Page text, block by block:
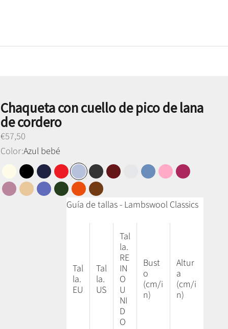
Chaqueta con cuello de pico de lana
de cordero
Preço promocional
€57,50
Color:Azul bebé
Blanco perla
NegroAzul marino
RojoAzul bebéGris antracita
BurdeosGris claro
Azul cieloRosa Dama
Carmín
LavandaMiel Camel
Azul Denim
Verde musgo
Naranja Terracota
Puro
Guía de tallas - Lambswool Classics
Tal
la.
EU
Tal
la.
US
Tal
la.
RE
IN
O
U
NI
D
O
Bust
o
(cm/i
n)
Altur
a
(cm/i
n)